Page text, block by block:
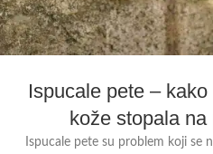
Ispucale pete –
kože stopala
Ispucale pete su problem koji se